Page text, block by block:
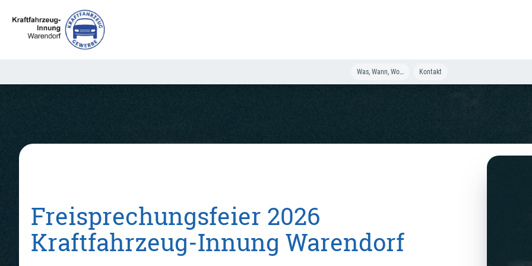
Was, Wann, Wo… Kontakt
Freisprechungsfeier 2026
Kraftfahrzeug-Innung Warendorf